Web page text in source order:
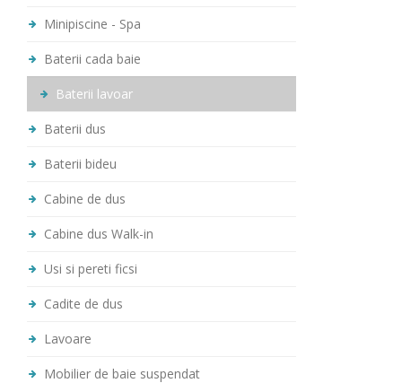
Minipiscine - Spa
Baterii cada baie
Baterii lavoar
Baterii dus
Baterii bideu
Cabine de dus
Cabine dus Walk-in
Usi si pereti ficsi
Cadite de dus
Lavoare
Mobilier de baie suspendat